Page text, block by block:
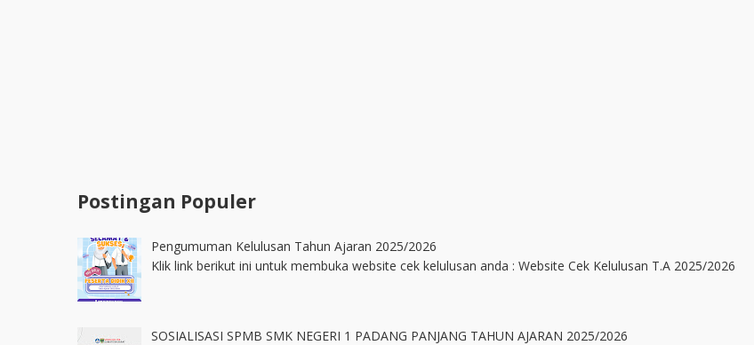
Postingan Populer
Pengumuman Kelulusan Tahun Ajaran 2025/2026
Klik link berikut ini untuk membuka website cek kelulusan anda : Website Cek Kelulusan T.A 2025/2026
SOSIALISASI SPMB SMK NEGERI 1 PADANG PANJANG TAHUN AJARAN 2025/2026